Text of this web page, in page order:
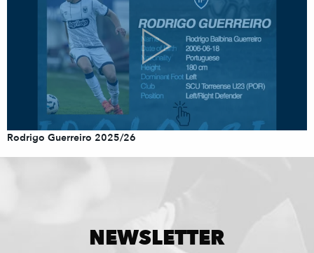
Rodrigo Guerreiro 2025/26
NEWSLETTER